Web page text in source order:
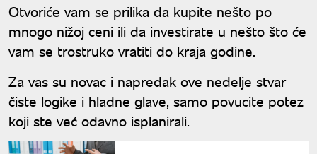
Otvoriće vam se prilika da kupite nešto po
mnogo nižoj ceni ili da investirate u nešto što će
vam se trostruko vratiti do kraja godine.
Za vas su novac i napredak ove nedelje stvar
čiste logike i hladne glave, samo povucite potez
koji ste već odavno isplanirali.